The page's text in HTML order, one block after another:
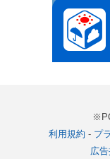
利用規約 - プ
広